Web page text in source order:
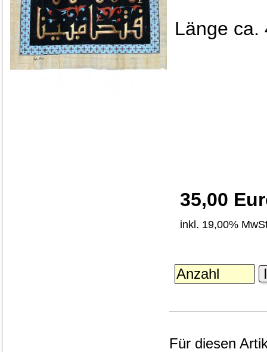
Länge ca.
35,00
inkl. 19,00%
Für diesen